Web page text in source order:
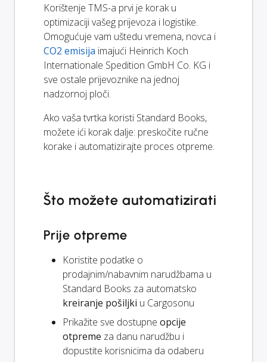
Korištenje TMS-a prvi je korak u
optimizaciji vašeg prijevoza i logistike.
Omogućuje vam uštedu vremena, novca i
CO2 emisija imajući Heinrich Koch
Internationale Spedition GmbH Co. KG i
sve ostale prijevoznike na jednoj
nadzornoj ploči.
Ako vaša tvrtka koristi Standard Books,
možete ići korak dalje: preskočite ručne
korake i automatizirajte proces otpreme.
Što možete automatizirati
Prije otpreme
Koristite podatke o
prodajnim/nabavnim narudžbama u
Standard Books za automatsko
kreiranje pošiljki u Cargosonu
Prikažite sve dostupne opcije
otpreme za danu narudžbu i
dopustite korisnicima da odaberu